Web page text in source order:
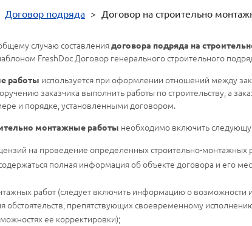
Договор подряда > Договор на строительно
случаю составлениядоговора подряда на
FreshDoc Договор генерального строительного
работы используется при оформлении отношений между
заказчика выполнить работы по строительству, а
и порядке, установленными договором.
монтажные работы необходимо включить
на проведение определенных строительно-монтажных
полная информация об объекте договора и его
работ (следует включить информацию о возможности
обстоятельств, препятствующих своевременному
ее корректировки);